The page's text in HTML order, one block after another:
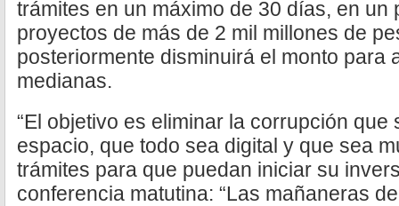
trámites en un máximo de 30 días, en un
proyectos de más de 2 mil millones de
posteriormente disminuirá el monto para
medianas.
“El objetivo es eliminar la corrupción
espacio, que todo sea digital y que sea
trámites para que puedan iniciar su
conferencia matutina: “Las mañaneras